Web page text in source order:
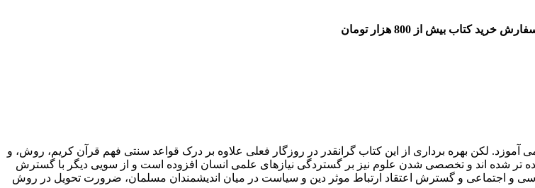
خرید کتاب بیش از 800 هزار تومان
لکن بهره برداری از این کتاب گرانقدر در روزگار فعلی علاوه بر درک قواعد سنتی فهم قرآن کریم، روش، و
تر شده اند و تخصصی شدن علوم نیز بر گستردگی نیازهای علمی انسان افزوده است و از سویی دیگر با گسترش
و اجتماعی و گسترش اعتقاد ارتباط موثر دین و سیاست در میان اندیشمندان مسلمان، ضرورت تحویل در روش